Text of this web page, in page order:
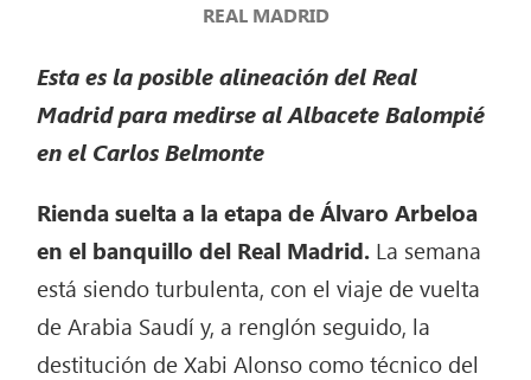
REAL MADRID
Esta es la posible alineación del Real
Madrid para medirse al Albacete Balompié
en el Carlos Belmonte
Rienda suelta a la etapa de Álvaro Arbeloa
en el banquillo del Real Madrid. La semana
está siendo turbulenta, con el viaje de vuelta
de Arabia Saudí y, a renglón seguido, la
destitución de Xabi Alonso como técnico del